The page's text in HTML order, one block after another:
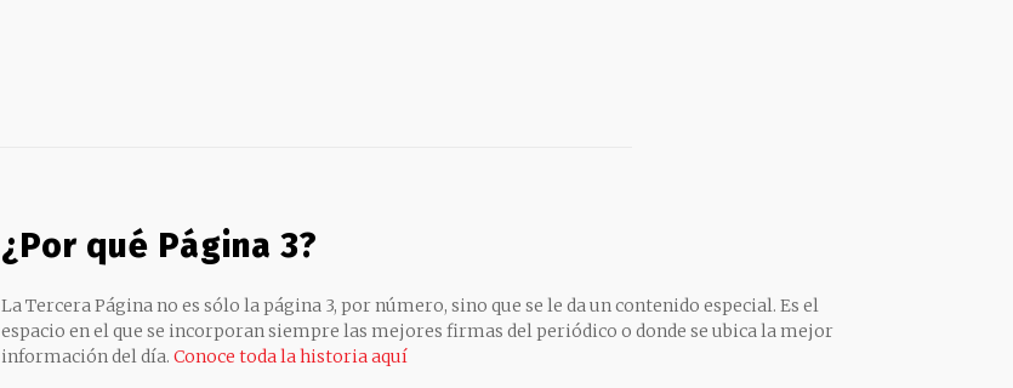
¿Por qué Página 3?
La Tercera Página no es sólo la página 3, por número, sino que se le da un contenido especial. Es el
espacio en el que se incorporan siempre las mejores firmas del periódico o donde se ubica la mejor
información del día. Conoce toda la historia aquí